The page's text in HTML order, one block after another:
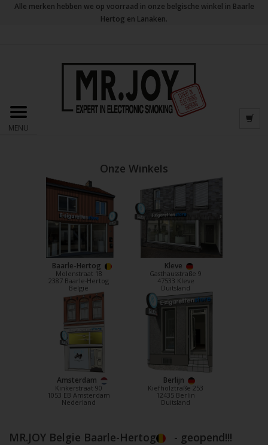
Alle merken hebben we op voorraad in onze belgische winkel in Baarle
Hertog en Lanaken.
MENU
Onze Winkels
Baarle-Hertog
Molenstraat 18
2387 Baarle-Hertog
België
Kleve
Gasthausstraße 9
47533 Kleve
Duitsland
Amsterdam
Kinkerstraat 90
1053 EB Amsterdam
Nederland
Berlijn
Kiefholztraße 253
12435 Berlin
Duitsland
MR.JOY Belgie Baarle-Hertog - geopend!!!